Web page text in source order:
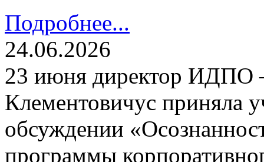
Подробнее...
24.06.2026
23 июня директор
Клементовичус приняла
обсуждении
программы